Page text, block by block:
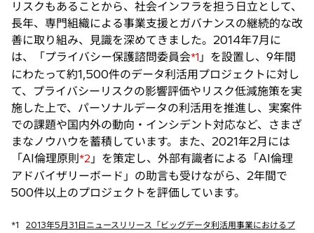
リスクもあることから、社会インフラを担う日立として、
長年、専門組織による事業支援とガバナンスの継続的な改
善に取り組み、見識を深めてきました。2014年7月に
は、「プライバシー保護諮問委員会*1 」を設置し、9年間
にわたって約1,500件のデータ利活用プロジェクトに対し
て、プライバシーリスクの影響評価やリスク低減施策を実
施した上で、パーソナルデータの利活用を推進し、実案件
での課題や国内外の動向・インシデント対応など、さまざ
まなノウハウを蓄積しています。また、2021年2月には
「AI倫理原則 *2 」を策定し、外部有識者による「AI倫理
アドバイザリーボード」の助言も受けながら、2年間で
500件以上のプロジェクトを評価しています。
*1
2013年5月31日ニュースリリース「ビッグデータ利活用事業におけるプ